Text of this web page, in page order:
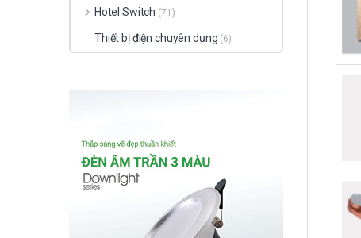
Hotel Switch (71)
Thiết bị điện chuyên dụng (6)